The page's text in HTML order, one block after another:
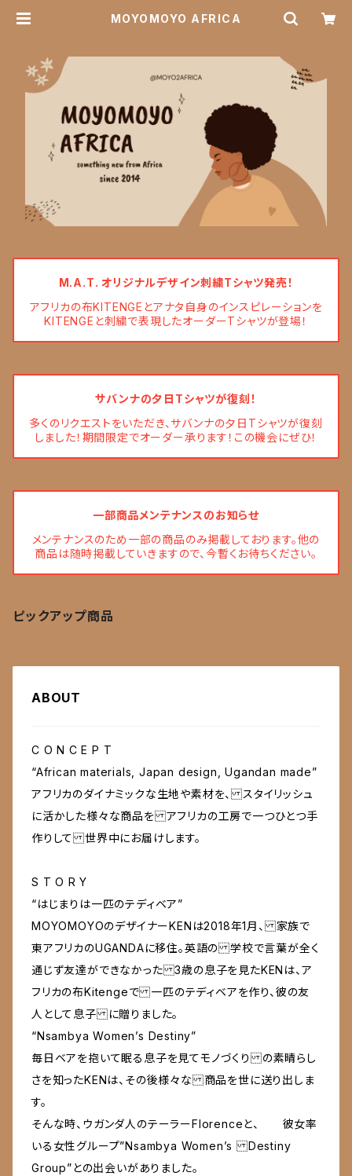
MOYOMOYO AFRICA
M.A.T. オリジナルデザイン刺繍Tシャツ発売！
アフリカの布KITENGEとアナタ自身のインスピレーションを
KITENGEと刺繍で表現したオーダーTシャツが登場！
サバンナの夕日Tシャツが復刻！
多くのリクエストをいただき、サバンナの夕日Tシャツが復刻
しました！期間限定でオーダー承ります！この機会にぜひ！
一部商品メンテナンスのお知らせ
メンテナンスのため一部の商品のみ掲載しております。他の
商品は随時掲載していきますので、今暫くお待ちください。
ピックアップ商品
ABOUT
C O N C E P T
“African materials, Japan design, Ugandan made”
アフリカのダイナミックな生地や素材を、 スタイリッシュ
に活かした様々な商品を アフリカの工房で一つひとつ手
作りして 世界中にお届けします。
S T O R Y
“はじまりは一匹のテディベア”
MOYOMOYOのデザイナーKENは2018年1月、 家族で
東アフリカのUGANDAに移住。英語の 学校で言葉が全く
通じず友達ができなかった 3歳の息子を見たKENは、ア
フリカの布Kitengeで 一匹のテディベアを作り、彼の友
人として息子 に贈りました。
“Nsambya Women’s Destiny”
毎日ベアを抱いて眠る息子を見てモノづくり の素晴らし
さを知ったKENは、その後様々な 商品を世に送り出しま
す。
そんな時、ウガンダ人のテーラーFlorenceと、 彼女率
いる女性グループ”Nsambya Women’s Destiny
Group”との出会いがありました。